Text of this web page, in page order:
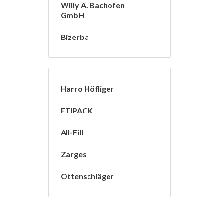
Willy A. Bachofen
GmbH
Bizerba
Harro Höfliger
ETIPACK
All-Fill
Zarges
Ottenschläger